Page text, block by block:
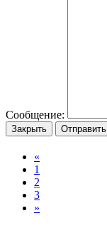
Сообщение:
Закрыть Отправить
«
1
2
3
»